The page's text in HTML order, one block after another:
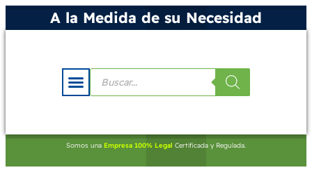
A la Medida de su Necesidad
Somos una Empresa 100% Legal Certificada y Regulada.